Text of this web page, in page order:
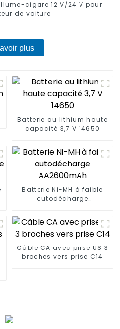
cigare 12 V/24 V pour
de voiture
plus
Batterie au lithium haute
capacité 3,7 V 14650
Batterie Ni-MH à faible
autodécharge
Câble CA avec prise US 3
broches vers prise C14